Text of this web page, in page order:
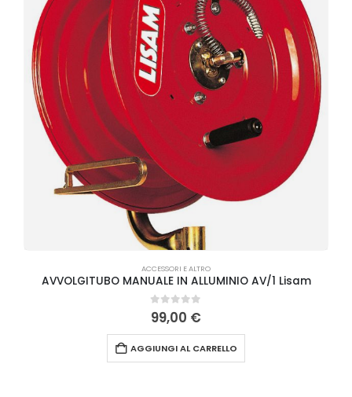
ACCESSORI E ALTRO
AVVOLGITUBO MANUALE IN ALLUMINIO AV/1 Lisam
0Su 5
99,00 €
AGGIUNGI AL CARRELLO